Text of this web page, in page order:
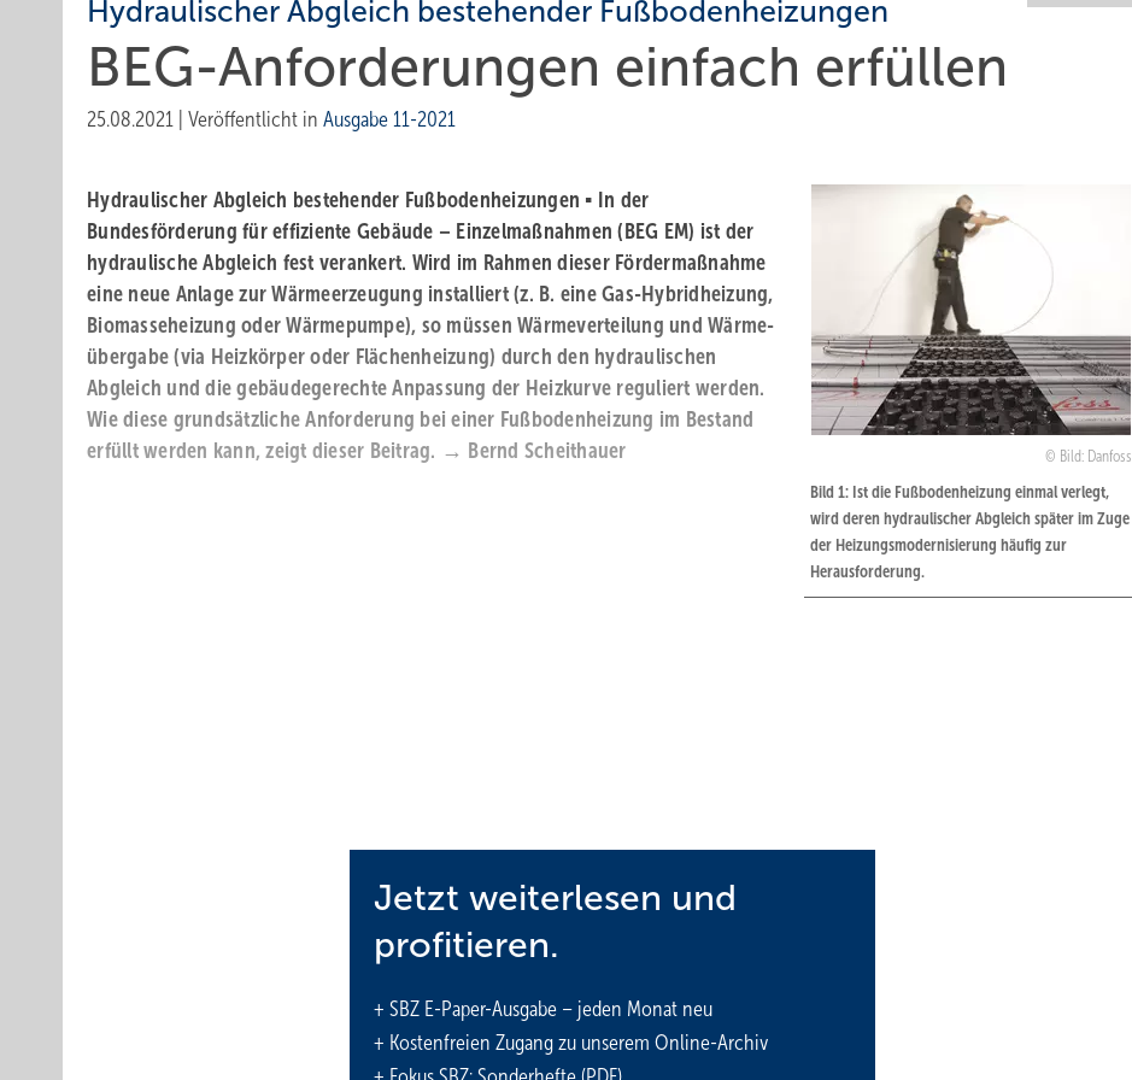
Hydraulischer Abgleich bestehender Fußbodenheizungen
BEG-Anforderungen e infach erfüllen
25.08.2021 Veröffentlicht in Ausgabe 11-2021
Bild: Danfoss
Bild 1: Ist die Fußbodenheizung einmal verlegt,
wird ­deren hydraulischer Abgleich ­später im Zuge
der Heizungsmodernisierung häufig zur
Herausforderung.
Hydraulischer Abgleich bestehender Fußbodenheizungen ▪ In der
Bundesförderung für ­effiziente Gebäude – Einzelmaßnahmen (BEG EM) ist der
hydraulische Abgleich fest verankert. Wird im ­Rahmen dieser Fördermaßnahme
eine neue Anlage zur Wärmeerzeugung installiert (z. B. eine Gas-Hybrid­heizung,
Biomasseheizung oder Wärmepumpe), so müssen Wärmeverteilung und Wärme­
übergabe (via Heizkörper oder Flächenheizung) durch den hydraulischen
Abgleich und die gebäudegerechte Anpassung der Heizkurve reguliert werden.
Wie diese grundsätzliche Anforderung bei einer Fuß­bodenheizung im Bestand
erfüllt werden kann, zeigt dieser Beitrag. → Bernd Scheithauer
Anpassung der ­Vorlauftemperatur
Optimierung durch temperaturbasierte adaptive Verfahren
Online-Schulungen zur BEG-Förderung
Jetzt weiterlesen und
profitieren.
+ SBZ E-Paper-Ausgabe – jeden Monat neu
+ Kostenfreien Zugang zu unserem Online-Archiv